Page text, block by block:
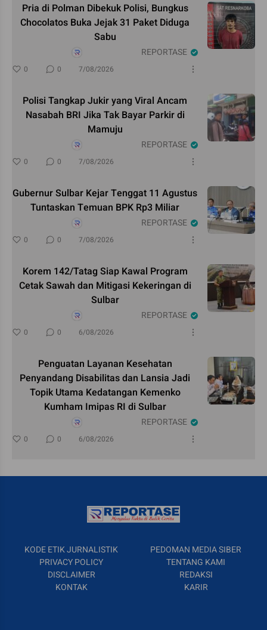
Pria di Polman Dibekuk Polisi, Bungkus
Chocolatos Buka Jejak 31 Paket Diduga
Sabu
REPORTASE
0 0 7/08/2026
Polisi Tangkap Jukir yang Viral Ancam
Nasabah BRI Jika Tak Bayar Parkir di
Mamuju
REPORTASE
0 0 7/08/2026
Gubernur Sulbar Kejar Tenggat 11 Agustus
Tuntaskan Temuan BPK Rp3 Miliar
REPORTASE
0 0 7/08/2026
Korem 142/Tatag Siap Kawal Program
Cetak Sawah dan Mitigasi Kekeringan di
Sulbar
REPORTASE
0 0 6/08/2026
Penguatan Layanan Kesehatan
Penyandang Disabilitas dan Lansia Jadi
Topik Utama Kedatangan Kemenko
Kumham Imipas RI di Sulbar
REPORTASE
0 0 6/08/2026
KODE ETIK JURNALISTIK
PEDOMAN MEDIA SIBER
PRIVACY POLICY
TENTANG KAMI
DISCLAIMER
REDAKSI
KONTAK
KARIR